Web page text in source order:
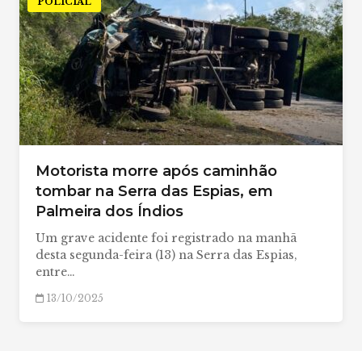
Motorista morre após caminhão
tombar na Serra das Espias, em
Palmeira dos Índios
Um grave acidente foi registrado na manhã
desta segunda-feira (13) na Serra das Espias,
entre…
13/10/2025